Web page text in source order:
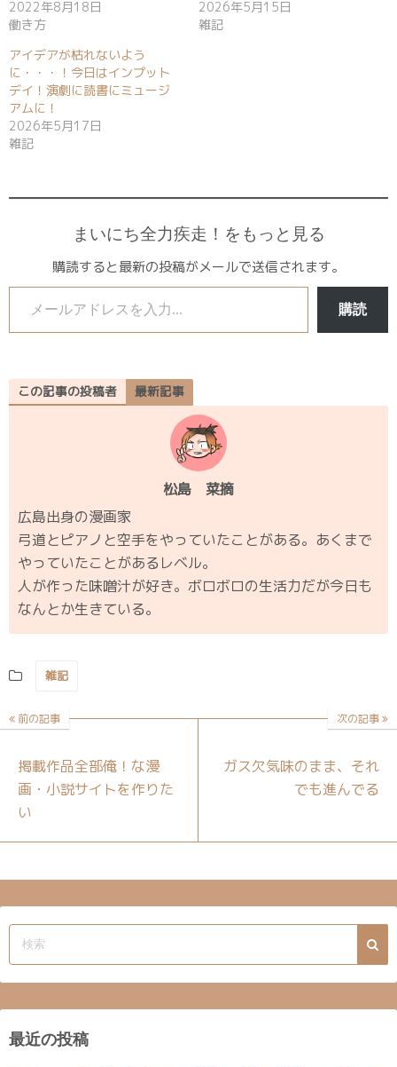
2022年8月18日
働き方
2026年5月15日
雑記
アイデアが枯れないよう
に・・・！今日はインプット
デイ！演劇に読書にミュージ
アムに！
2026年5月17日
雑記
まいにち全力疾走！をもっと見る
購読すると最新の投稿がメールで送信されます。
メールアドレスを入力...
購読
この記事の投稿者 最新記事
松島 菜摘
広島出身の漫画家
弓道とピアノと空手をやっていたことがある。あくまで
やっていたことがあるレベル。
人が作った味噌汁が好き。ボロボロの生活力だが今日も
なんとか生きている。
雑記
前の記事
掲載作品全部俺！な漫
画・小説サイトを作りた
い
次の記事
ガス欠気味のまま、それ
でも進んでる
最近の投稿